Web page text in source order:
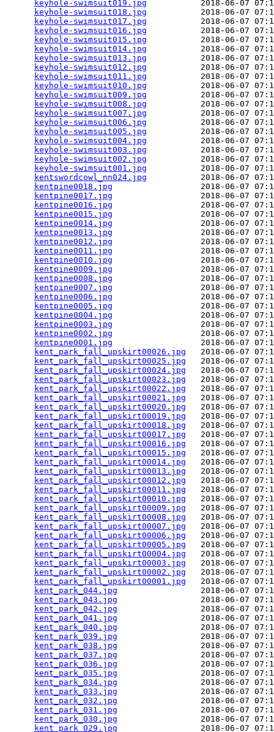
keyhole-swimsuit019.jpg
2018-06-07
keyhole-swimsuit018.jpg
2018-06-07
keyhole-swimsuit017.jpg
2018-06-07
keyhole-swimsuit016.jpg
2018-06-07
keyhole-swimsuit015.jpg
2018-06-07
keyhole-swimsuit014.jpg
2018-06-07
keyhole-swimsuit013.jpg
2018-06-07
keyhole-swimsuit012.jpg
2018-06-07
keyhole-swimsuit011.jpg
2018-06-07
keyhole-swimsuit010.jpg
2018-06-07
keyhole-swimsuit009.jpg
2018-06-07
keyhole-swimsuit008.jpg
2018-06-07
keyhole-swimsuit007.jpg
2018-06-07
keyhole-swimsuit006.jpg
2018-06-07
keyhole-swimsuit005.jpg
2018-06-07
keyhole-swimsuit004.jpg
2018-06-07
keyhole-swimsuit003.jpg
2018-06-07
keyhole-swimsuit002.jpg
2018-06-07
keyhole-swimsuit001.jpg
2018-06-07
kentswordcowl_nn024.jpg
2018-06-07
kentpine0018.jpg
2018-06-07
kentpine0017.jpg
2018-06-07
kentpine0016.jpg
2018-06-07
kentpine0015.jpg
2018-06-07
kentpine0014.jpg
2018-06-07
kentpine0013.jpg
2018-06-07
kentpine0012.jpg
2018-06-07
kentpine0011.jpg
2018-06-07
kentpine0010.jpg
2018-06-07
kentpine0009.jpg
2018-06-07
kentpine0008.jpg
2018-06-07
kentpine0007.jpg
2018-06-07
kentpine0006.jpg
2018-06-07
kentpine0005.jpg
2018-06-07
kentpine0004.jpg
2018-06-07
kentpine0003.jpg
2018-06-07
kentpine0002.jpg
2018-06-07
kentpine0001.jpg
2018-06-07
kent_park_fall_upskirt00026.jpg
2018-06-07
kent_park_fall_upskirt00025.jpg
2018-06-07
kent_park_fall_upskirt00024.jpg
2018-06-07
kent_park_fall_upskirt00023.jpg
2018-06-07
kent_park_fall_upskirt00022.jpg
2018-06-07
kent_park_fall_upskirt00021.jpg
2018-06-07
kent_park_fall_upskirt00020.jpg
2018-06-07
kent_park_fall_upskirt00019.jpg
2018-06-07
kent_park_fall_upskirt00018.jpg
2018-06-07
kent_park_fall_upskirt00017.jpg
2018-06-07
kent_park_fall_upskirt00016.jpg
2018-06-07
kent_park_fall_upskirt00015.jpg
2018-06-07
kent_park_fall_upskirt00014.jpg
2018-06-07
kent_park_fall_upskirt00013.jpg
2018-06-07
kent_park_fall_upskirt00012.jpg
2018-06-07
kent_park_fall_upskirt00011.jpg
2018-06-07
kent_park_fall_upskirt00010.jpg
2018-06-07
kent_park_fall_upskirt00009.jpg
2018-06-07
kent_park_fall_upskirt00008.jpg
2018-06-07
kent_park_fall_upskirt00007.jpg
2018-06-07
kent_park_fall_upskirt00006.jpg
2018-06-07
kent_park_fall_upskirt00005.jpg
2018-06-07
kent_park_fall_upskirt00004.jpg
2018-06-07
kent_park_fall_upskirt00003.jpg
2018-06-07
kent_park_fall_upskirt00002.jpg
2018-06-07
kent_park_fall_upskirt00001.jpg
2018-06-07
kent_park_044.jpg
2018-06-07
kent_park_043.jpg
2018-06-07
kent_park_042.jpg
2018-06-07
kent_park_041.jpg
2018-06-07
kent_park_040.jpg
2018-06-07
kent_park_039.jpg
2018-06-07
kent_park_038.jpg
2018-06-07
kent_park_037.jpg
2018-06-07
kent_park_036.jpg
2018-06-07
kent_park_035.jpg
2018-06-07
kent_park_034.jpg
2018-06-07
kent_park_033.jpg
2018-06-07
kent_park_032.jpg
2018-06-07
kent_park_031.jpg
2018-06-07
kent_park_030.jpg
2018-06-07
kent_park_029.jpg
2018-06-07